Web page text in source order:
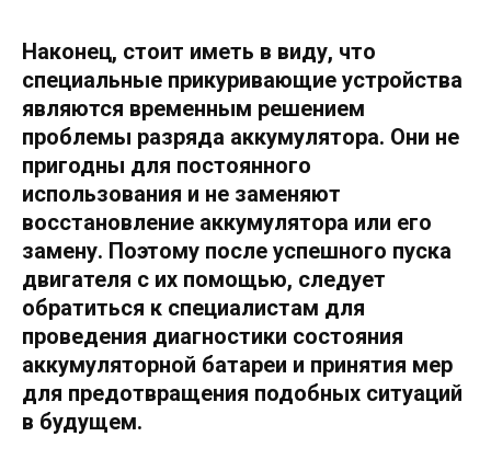
Наконец, стоит иметь в виду, что
специальные прикуривающие устройства
являются временным решением
проблемы разряда аккумулятора. Они не
пригодны для постоянного
использования и не заменяют
восстановление аккумулятора или его
замену. Поэтому после успешного пуска
двигателя с их помощью, следует
обратиться к специалистам для
проведения диагностики состояния
аккумуляторной батареи и принятия мер
для предотвращения подобных ситуаций
в будущем.